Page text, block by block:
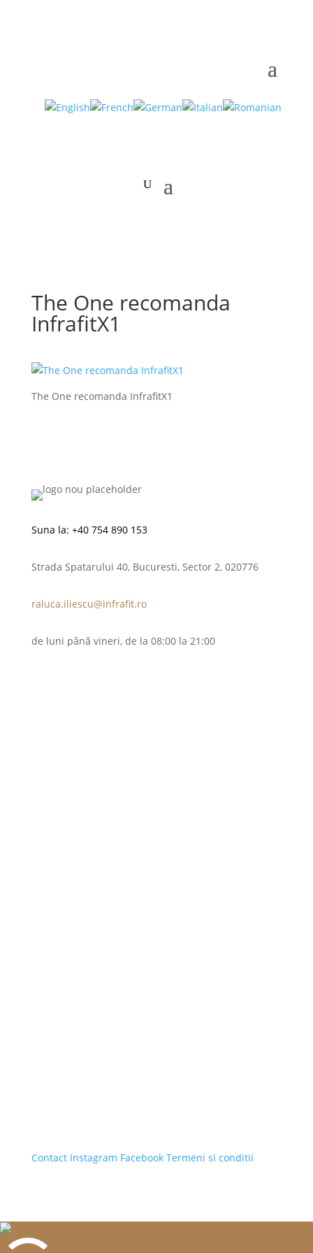
The One recomanda
InfrafitX1
The One recomanda InfrafitX1
Suna la: +40 754 890 153
Strada Spatarului 40, Bucuresti, Sector 2, 020776
raluca.iliescu@infrafit.ro
de luni până vineri, de la 08:00 la 21:00
Contact Instagram Facebook Termeni si conditii